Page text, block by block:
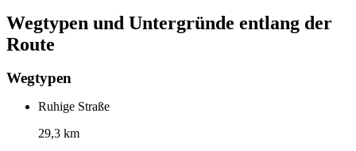
Wegtypen und Untergründe entlang der
Route
Wegtypen
Ruhige Straße
29,3 km